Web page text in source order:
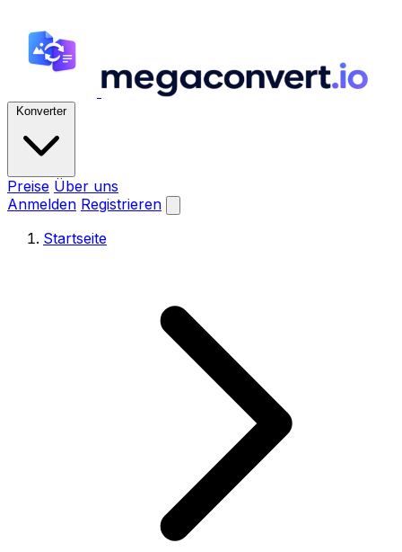
Konverter
Preise Über uns
Anmelden Registrieren
Startseite